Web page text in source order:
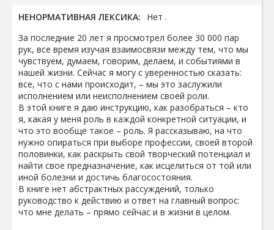
НЕНОРМАТИВНАЯ ЛЕКСИКА:
Нет .
За последние 20 лет я просмотрел более 30 000 пар
рук, все время изучая взаимосвязи между тем, что мы
чувствуем, думаем, говорим, делаем, и событиями в
нашей жизни. Сейчас я могу с уверенностью сказать:
все, что с нами происходит, – мы это заслужили
исполнением или неисполнением своей роли.
В этой книге я даю инструкцию, как разобраться – кто
я, какая у меня роль в каждой конкретной ситуации, и
что это вообще такое – роль. Я рассказываю, на что
нужно опираться при выборе профессии, своей второй
половинки, как раскрыть свой творческий потенциал и
найти свое предназначение, как исцелиться от той или
иной болезни и достичь благосостояния.
В книге нет абстрактных рассуждений, только
руководство к действию и ответ на главный вопрос:
что мне делать – прямо сейчас и в жизни в целом.